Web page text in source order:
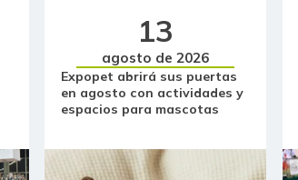
13
agosto de 2026
Expopet abrirá sus puertas
en agosto con actividades y
espacios para mascotas